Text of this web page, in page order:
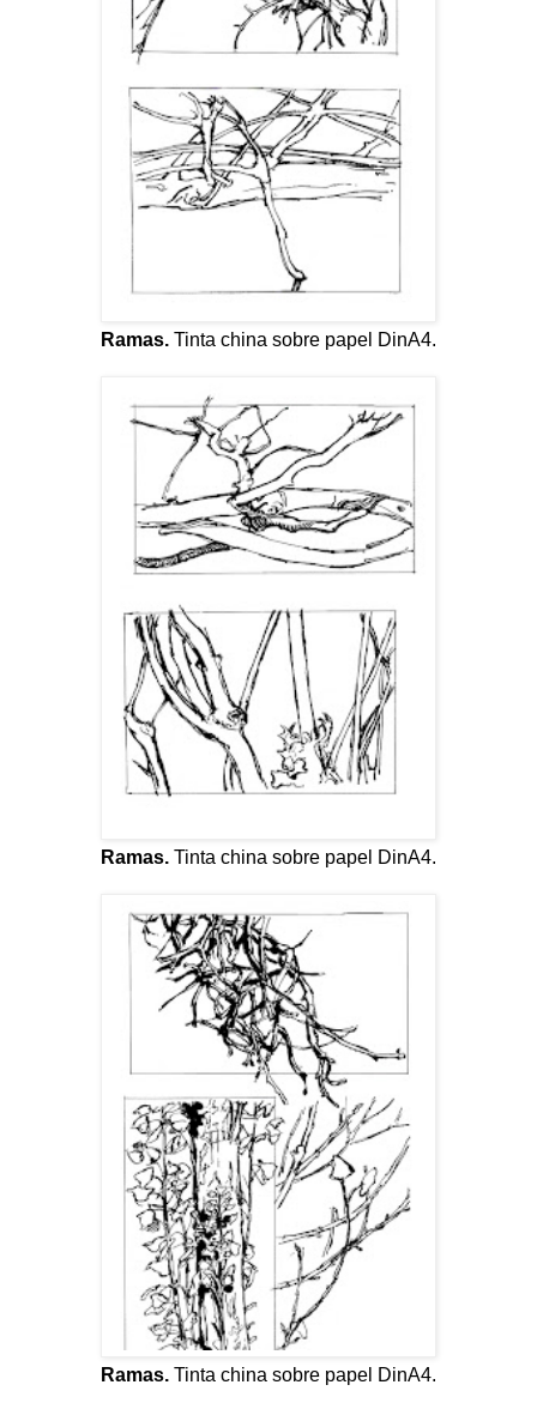
Ramas. Tinta china sobre papel DinA4.
Ramas. Tinta china sobre papel DinA4.
Ramas. Tinta china sobre papel DinA4.